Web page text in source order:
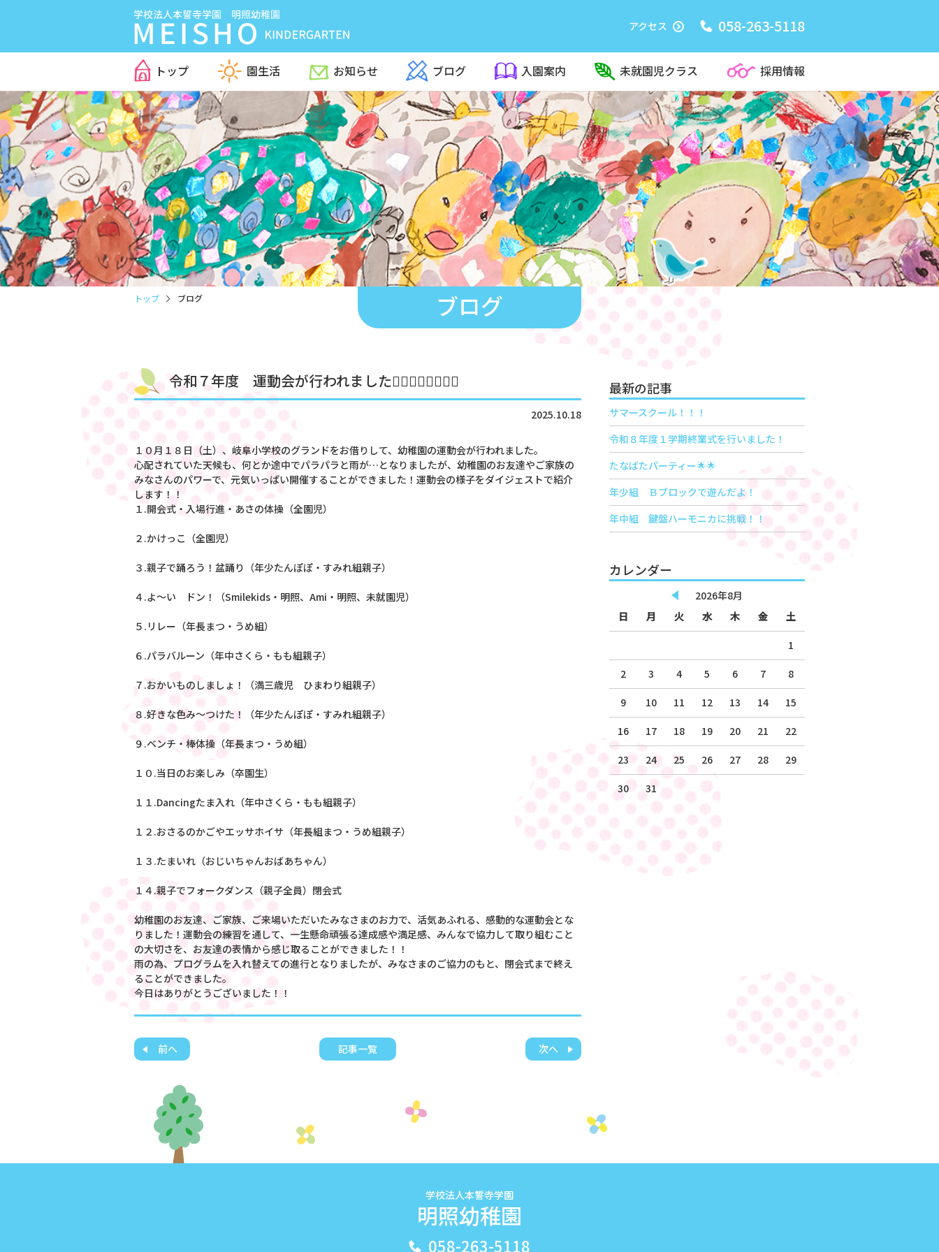
トップ 園生活 お知らせ ブログ 入園案内 未就園児クラス 採用情報
アクセス 058-263-5118
トップ ブログ ブログ
令和７年度 運動会が行われました🏃‍♂️🏃‍♀️🏃‍♂️🏃‍♀️
2025.10.18
１０月１８日（土）、岐阜小学校のグランドをお借りして、幼稚園の運動会が行われました。
心配されていた天候も、何とか途中でパラパラと雨が…となりましたが、幼稚園のお友達やご家族の
みなさんのパワーで、元気いっぱい開催することができました！運動会の様子をダイジェストで紹介
します！！
１.開会式・入場行進・あさの体操（全園児）
２.かけっこ（全園児）
３.親子で踊ろう！盆踊り（年少たんぽぽ・すみれ組親子）
４.よ～い ドン！（Smilekids・明照、Ami・明照、未就園児）
５.リレー（年長まつ・うめ組）
６.パラバルーン（年中さくら・もも組親子）
７.おかいものしましょ！（満三歳児 ひまわり組親子）
８.好きな色み～つけた！（年少たんぽぽ・すみれ組親子）
９.ベンチ・棒体操（年長まつ・うめ組）
１０.当日のお楽しみ（卒園生）
１１.Dancingたま入れ（年中さくら・もも組親子）
１２.おさるのかごやエッサホイサ（年長組まつ・うめ組親子）
１３.たまいれ（おじいちゃんおばあちゃん）
１４.親子でフォークダンス（親子全員）閉会式
幼稚園のお友達、ご家族、ご来場いただいたみなさまのお力で、活気あふれる、感動的な運動会とな
りました！運動会の練習を通して、一生懸命頑張る達成感や満足感、みんなで協力して取り組むこと
の大切さを、お友達の表情から感じ取ることができました！！
雨の為、プログラムを入れ替えての進行となりましたが、みなさまのご協力のもと、閉会式まで終え
ることができました。
今日はありがとうございました！！
前へ 次へ
記事一覧
最新の記事
サマースクール！！！
令和８年度１学期終業式を行いました！
たなばたパーティー🌟🌟
年少組 Ｂブロックで遊んだよ！
年中組 鍵盤ハーモニカに挑戦！！
カレンダー
2026年8月
日
月 火 水 木 金 土
1
2 3 4 5 6 7 8
9 10 11 12 13 14 15
16 17 18 19 20 21 22
23 24 25 26 27 28 29
30 31
学校法人本誓寺学園
明照幼稚園
058-263-5118